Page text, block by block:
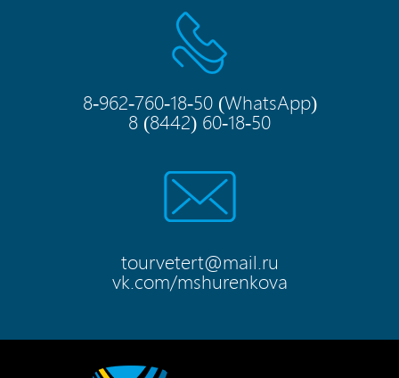
8-962-760-18-50(WhatsApp)
8 (8442) 60-18-50
tourvetert@mail.ru
vk.com/mshurenkova